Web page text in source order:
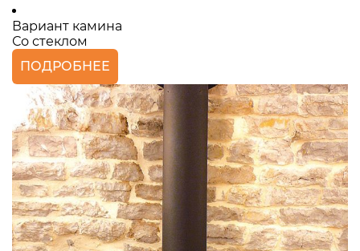
Вариант камина
Со стеклом
ПОДРОБНЕЕ